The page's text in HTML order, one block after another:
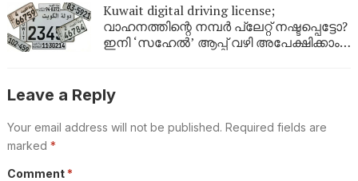
Kuwait digital driving license;
വാഹനത്തിന്റെ നമ്പര്‍ പ്ലേറ്റ് നഷ്ടപ്പെട്ടോ?
ഇനി ‘സഹേൽ’ ആപ്പ് വഴി അപേക്ഷിക്കാം;
Leave a Reply
Your email address will not be published. Required fields are
marked *
Comment *